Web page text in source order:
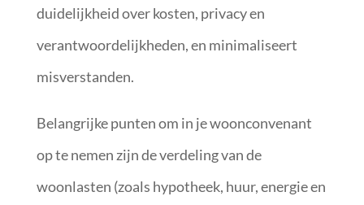
duidelijkheid over kosten, privacy en
verantwoordelijkheden, en minimaliseert
misverstanden.
Belangrijke punten om in je woonconvenant
op te nemen zijn de verdeling van de
woonlasten (zoals hypotheek, huur, energie en